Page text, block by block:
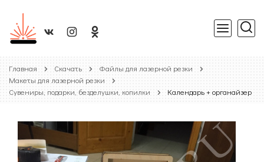
Главная Скачать
Файлы для лазерной резки
Макеты для лазерной резки
Сувениры, подарки, безделушки, копилки
Календарь + органайзер